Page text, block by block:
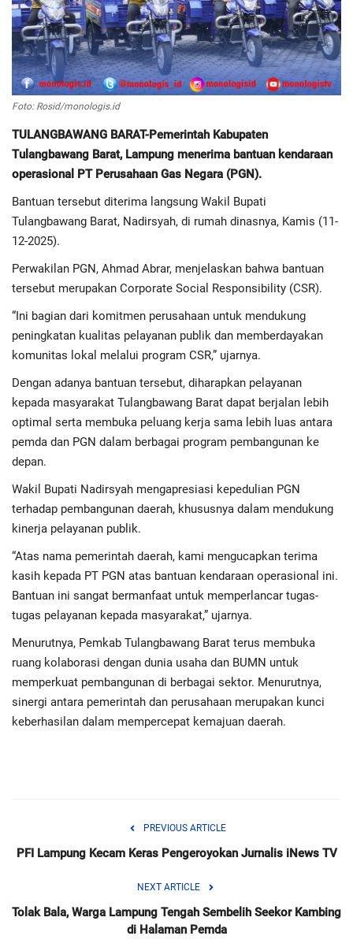
Regional
Pendidikan
Ekonomi
Olahraga
Wisata
Politik
Hukum & Kriminal
Internasional
Advertorial
Monologis TV
Kopilogis
Foto: Rosid/monologis.id
TULANGBAWANG BARAT-Pemerintah Kabupaten
Tulangbawang Barat, Lampung menerima bantuan kendaraan
operasional PT Perusahaan Gas Negara (PGN).
Bantuan tersebut diterima langsung Wakil Bupati
Tulangbawang Barat, Nadirsyah, di rumah dinasnya, Kamis (11-
12-2025).
Perwakilan PGN, Ahmad Abrar, menjelaskan bahwa bantuan
tersebut merupakan Corporate Social Responsibility (CSR).
“Ini bagian dari komitmen perusahaan untuk mendukung
peningkatan kualitas pelayanan publik dan memberdayakan
komunitas lokal melalui program CSR,” ujarnya.
Dengan adanya bantuan tersebut, diharapkan pelayanan
kepada masyarakat Tulangbawang Barat dapat berjalan lebih
optimal serta membuka peluang kerja sama lebih luas antara
pemda dan PGN dalam berbagai program pembangunan ke
depan.
Wakil Bupati Nadirsyah mengapresiasi kepedulian PGN
terhadap pembangunan daerah, khususnya dalam mendukung
kinerja pelayanan publik.
“Atas nama pemerintah daerah, kami mengucapkan terima
kasih kepada PT PGN atas bantuan kendaraan operasional ini.
Bantuan ini sangat bermanfaat untuk memperlancar tugas-
tugas pelayanan kepada masyarakat,” ujarnya.
Menurutnya, Pemkab Tulangbawang Barat terus membuka
ruang kolaborasi dengan dunia usaha dan BUMN untuk
memperkuat pembangunan di berbagai sektor. Menurutnya,
sinergi antara pemerintah dan perusahaan merupakan kunci
keberhasilan dalam mempercepat kemajuan daerah.
PREVIOUS ARTICLE
PFI Lampung Kecam Keras Pengeroyokan Jurnalis iNews TV
NEXT ARTICLE
Tolak Bala, Warga Lampung Tengah Sembelih Seekor Kambing
di Halaman Pemda